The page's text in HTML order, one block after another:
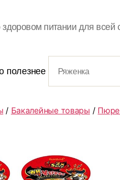
питании для всей
полезнее
/ Бакалейные товары / Пюре